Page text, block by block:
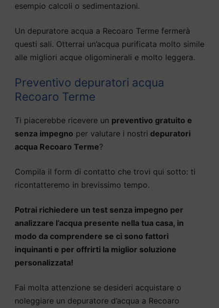
esempio calcoli o sedimentazioni.
Un depuratore acqua a Recoaro Terme fermerà
questi sali. Otterrai un’acqua purificata molto simile
alle migliori acque oligominerali e molto leggera.
Preventivo depuratori acqua
Recoaro Terme
Ti piacerebbe ricevere un preventivo gratuito e
senza impegno per valutare i nostri depuratori
acqua Recoaro Terme?
Compila il form di contatto che trovi qui sotto: ti
ricontatteremo in brevissimo tempo.
Potrai richiedere un test senza impegno per
analizzare l’acqua presente nella tua casa, in
modo da comprendere se ci sono fattori
inquinanti e per offrirti la miglior soluzione
personalizzata!
Fai molta attenzione se desideri acquistare o
noleggiare un depuratore d’acqua a Recoaro